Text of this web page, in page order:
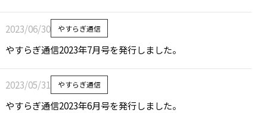
2023/06/30 やすらぎ通信
やすらぎ通信2023年7月号を発行しました。
2023/05/31 やすらぎ通信
やすらぎ通信2023年6月号を発行しました。